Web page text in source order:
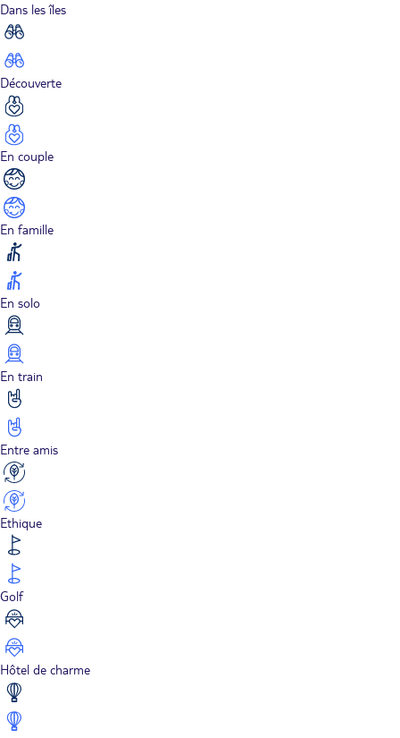
Dans les îles
Découverte
En couple
En famille
En solo
En train
Entre amis
Ethique
Golf
Hôtel de charme